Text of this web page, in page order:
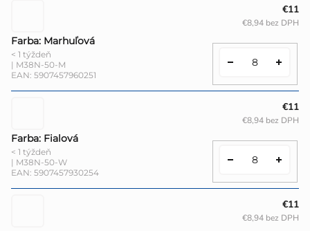
Farba: Marhuľová
< 1 týždeň
| M38N-50-M
EAN: 5907457960251
€11
€8,94 bez DPH
Farba: Fialová
< 1 týždeň
| M38N-50-W
EAN: 5907457930254
€11
€8,94 bez DPH
€11
€8,94 bez DPH